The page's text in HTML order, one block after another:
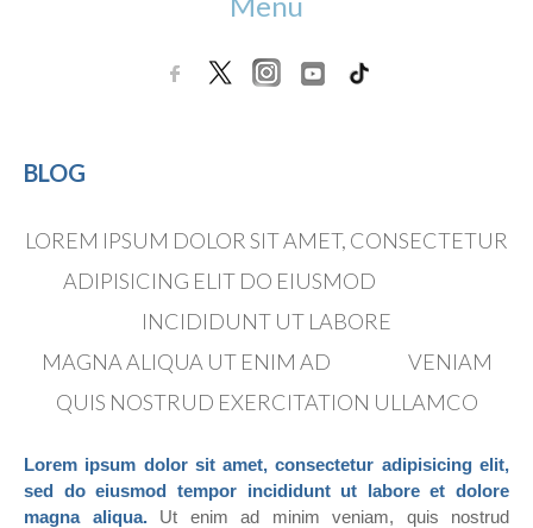
BLOG
LOREM IPSUM DOLOR SIT AMET, CONSECTETUR
ADIPISICING ELIT DO EIUSMOD
INCIDIDUNT UT LABORE
MAGNA ALIQUA UT ENIM AD
VENIAM
QUIS NOSTRUD EXERCITATION ULLAMCO
Lorem ipsum dolor sit amet, consectetur adipisicing elit,
sed do eiusmod tempor incididunt ut labore et dolore
magna aliqua.Ut enim ad minim veniam, quis nostrud